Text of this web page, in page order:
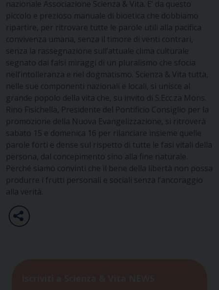
nazionale Associazione Scienza & Vita. E’ da questo
piccolo e prezioso manuale di bioetica che dobbiamo
ripartire, per ritrovare tutte le parole utili alla pacifica
convivenza umana, senza il timore di venti contrari,
senza la rassegnazione sull’attuale clima culturale
segnato dai falsi miraggi di un pluralismo che sfocia
nell’intolleranza e nel dogmatismo. Scienza & Vita tutta,
nelle sue componenti nazionali e locali, si unisce al
grande popolo della vita che, su invito di S.Ecc.za Mons.
Rino Fisichella, Presidente del Pontificio Consiglio per la
promozione della Nuova Evangelizzazione, si ritroverà
sabato 15 e domenica 16 per rilanciare insieme quelle
parole forti e dense sul rispetto di tutte le fasi vitali della
persona, dal concepimento sino alla fine naturale.
Perché siamo convinti che il bene della libertà non possa
produrre i frutti personali e sociali senza l’ancoraggio
alla verità.